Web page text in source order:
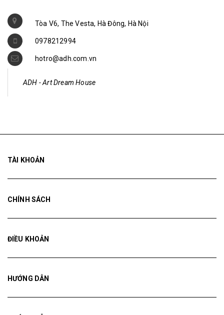
Tòa V6, The Vesta, Hà Đông, Hà Nội
0978212994
hotro@adh.com.vn
ADH - Art Dream House
TÀI KHOẢN
CHÍNH SÁCH
ĐIỀU KHOẢN
HƯỚNG DẪN